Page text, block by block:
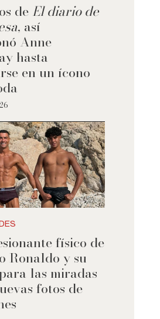
de El diario de
, así
Anne
hasta
en un ícono
físico de
Ronaldo y su
las miradas
fotos de